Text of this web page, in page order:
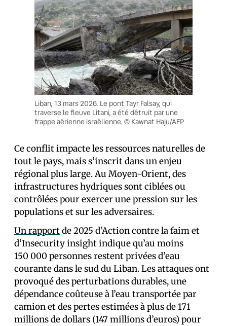
Liban, 13 mars 2026. Le pont Tayr Falsay, qui
traverse le fleuve Litani, a été détruit par une
frappe aérienne israélienne. © Kawnat Haju/AFP
Ce conflit impacte les ressources naturelles de
tout le pays, mais s’inscrit dans un enjeu
régional plus large. Au Moyen-Orient, des
infrastructures hydriques sont ciblées ou
contrôlées pour exercer une pression sur les
populations et sur les adversaires.
Un rapportde 2025 d’Action contre la faim et
d’Insecurity insight indique qu’au moins
150 000 personnes restent privées d’eau
courante dans le sud du Liban. Les attaques ont
provoqué des perturbations durables, une
dépendance coûteuse à l’eau transportée par
camion et des pertes estimées à plus de 171
millions de dollars (147 millions d’euros) pour